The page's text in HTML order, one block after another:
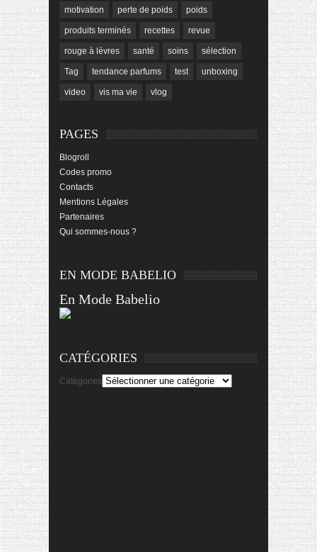
motivation perte de poids poids
produits terminés recettes revue
rouge à lèvres santé soins sélection
Tag tendance parfums test unboxing
video vis ma vie vlog
PAGES
Blogroll
Codes promo
Contacts
Mentions Légales
Partenaires
Qui sommes-nous ?
EN MODE BABELIO
En Mode Babelio
CATÉGORIES
Catégories